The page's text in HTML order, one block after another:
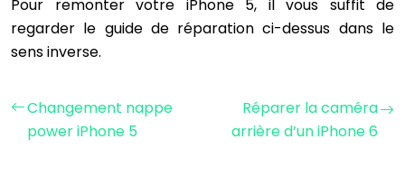
Pour remonter votre iPhone 5, il vous suffit de
regarder le guide de réparation ci-dessus dans le
sens inverse.
Changement nappe
power iPhone 5
Réparer la caméra
arrière d’un iPhone 6